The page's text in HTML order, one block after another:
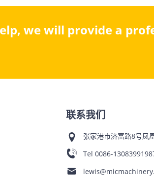
we will provide a
联系我们
张家港市济富路8号凤
Tel 0086-